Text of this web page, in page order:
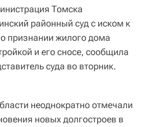
Томска
районный суд с иском к
признании жилого дома
и его сносе, сообщила
суда во вторник.
неоднократно отмечали
новых долгостроев в